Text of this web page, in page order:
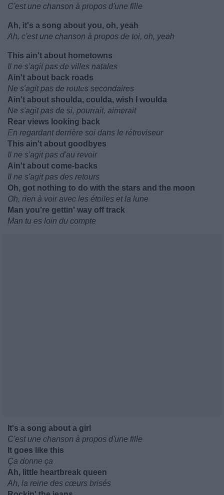
C'est une chanson à propos d'une fille
Ah, it's a song about you, oh, yeah
Ah, c'est une chanson à propos de toi, oh, yeah
This ain't about hometowns
Il ne s'agit pas de villes natales
Ain't about back roads
Ne s'agit pas de routes secondaires
Ain't about shoulda, coulda, wish I woulda
Ne s'agit pas de si, pourrait, aimerait
Rear views looking back
En regardant derrière soi dans le rétroviseur
This ain't about goodbyes
Il ne s'agit pas d'au revoir
Ain't about come-backs
Il ne s'agit pas des retours
Oh, got nothing to do with the stars and the moon
Oh, rien à voir avec les étoiles et la lune
Man you're gettin' way off track
Man tu es loin du compte
It's a song about a girl
C'est une chanson à propos d'une fille
It goes like this
Ça donne ça
Ah, little heartbreak queen
Ah, la reine des cœurs brisés